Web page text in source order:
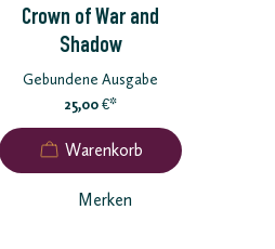
Crown of War and
Shadow
Gebundene Ausgabe
25,00€*
Merken